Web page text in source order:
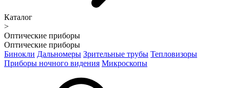
Каталог
>
Оптические приборы
Оптические приборы
Бинокли Дальномеры Зрительные трубы Тепловизоры
Приборы ночного видения Микроскопы